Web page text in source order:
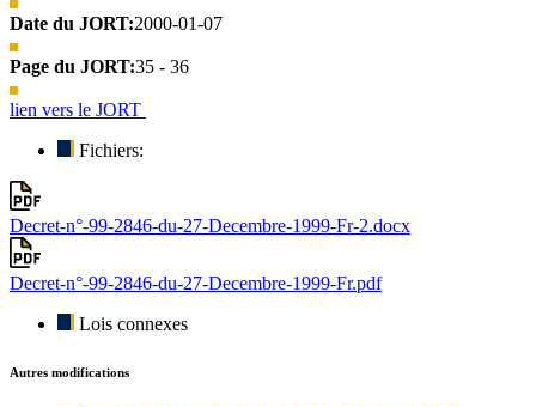
Date du JORT:2000-01-07
Page du JORT:35 - 36
lien vers le JORT
Fichiers:
Decret-n°-99-2846-du-27-Decembre-1999-Fr-2.docx
Decret-n°-99-2846-du-27-Decembre-1999-Fr.pdf
Lois connexes
Autres modifications